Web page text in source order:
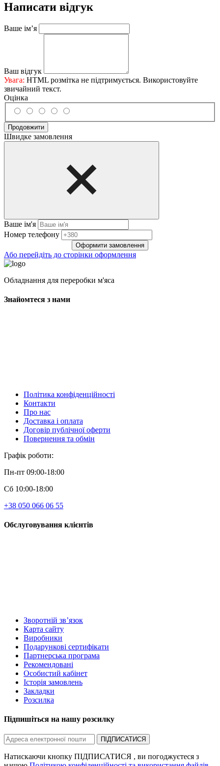
Написати відгук
Ваше ім’я
Ваш відгук
Увага: HTML розмітка не підтримується. Використовуйте
звичайний текст.
Оцінка
Продовжити
Швидке замовлення
Ваше ім'я
Нoмep тeлeфoнy
Оформити замовлення
Або перейдіть до сторінки оформлення
Обладнання для переробки м'яса
Знайомтеся з нами
Політика конфіденційності
Контакти
Про нас
Доставка і оплата
Договір публічної оферти
Повернення та обмін
Графік роботи:
Пн-пт 09:00-18:00
Сб 10:00-18:00
+38 050 066 06 55
Обслуговування клієнтів
Зворотній зв’язок
Карта сайту
Виробники
Подарункові сертифікати
Партнерська програма
Рекомендовані
Особистий кабінет
Історія замовлень
Закладки
Розсилка
Підпишіться на нашу розсилку
ПІДПИСАТИСЯ
Натискаючи кнопку ПІДПИСАТИСЯ , ви погоджуєтеся з